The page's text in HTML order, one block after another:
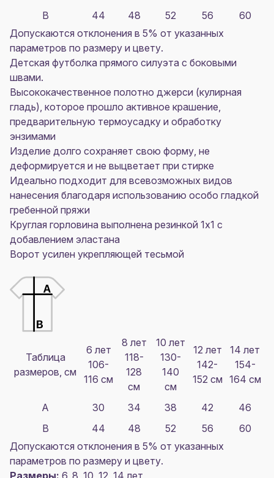
B
44 48 52 56
60
Допускаются отклонения в 5% от указанных
параметров по размеру и цвету.
Детская футболка прямого силуэта с боковыми
швами.
Высококачественное полотно джерси (кулирная
гладь), которое прошло активное крашение,
предварительную термоусадку и обработку
энзимами
Изделие долго сохраняет свою форму, не
деформируется и не выцветает при стирке
Идеально подходит для всевозможных видов
нанесения благодаря использованию особо гладкой
гребенной пряжи
Круглая горловина выполнена резинкой 1x1 с
добавлением эластана
Ворот усилен укрепляющей тесьмой
Таблица
размеров, см
6 лет
106-
116 см
8 лет
118-
128
см
10 лет
130-
140
см
12 лет
142-
152 см
14 лет
154-
164 см
A 30 34 38 42
46
B
44 48 52 56
60
Допускаются отклонения в 5% от указанных
параметров по размеру и цвету.
Размеры: 6, 8, 10, 12, 14 лет